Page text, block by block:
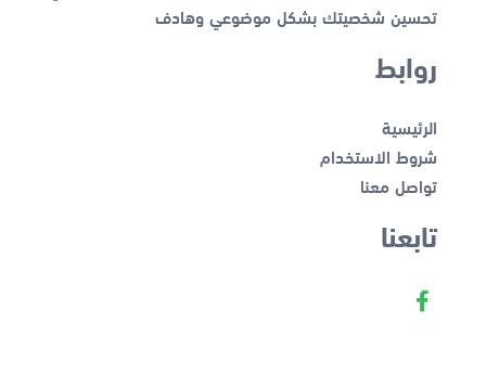
تحسين شخصيتك بشكل موضوعي وهادف
روابط
الرئيسية
شروط الاستخدام
تواصل معنا
تابعنا